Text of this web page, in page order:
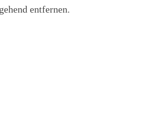
entfernen.